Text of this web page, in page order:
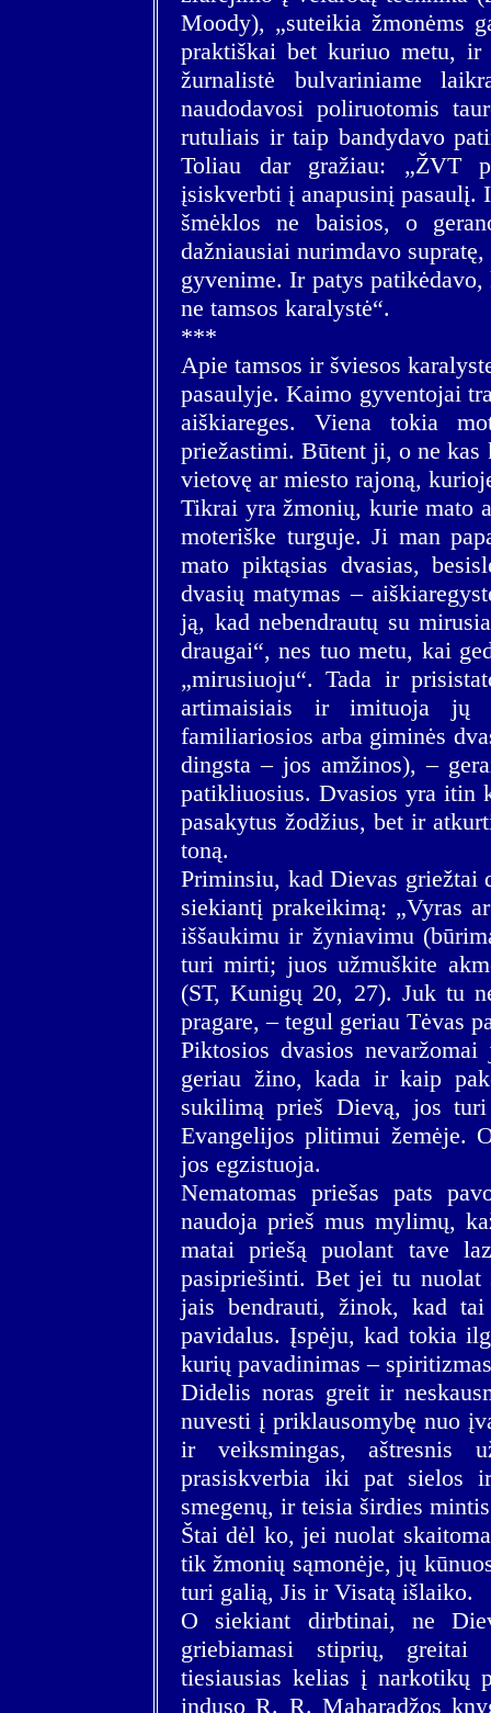
Moody), „suteikia žmonėms
praktiškai bet kuriuo metu, ir
žurnalistė bulvariniame
naudodavosi poliruotomis
rutuliais ir taip bandydavo
Toliau dar gražiau: „ŽVT
įsiskverbti į anapusinį
šmėklos ne baisios, o
dažniausiai nurimdavo
gyvenime. Ir patys
ne tamsos karalystė“.
***
Apie tamsos ir šviesos
pasaulyje. Kaimo gyventojai
aiškiareges. Viena tokia
priežastimi. Būtent ji, o ne kas
vietovę ar miesto rajoną,
Tikrai yra žmonių, kurie mato
moteriške turguje. Ji man
mato piktąsias dvasias,
dvasių matymas –
ją, kad nebendrautų su
draugai“, nes tuo metu, kai
„mirusiuoju“. Tada ir
artimaisiais ir imituoja jų
familiariosios arba giminės
dingsta – jos amžinos), –
patikliuosius. Dvasios yra itin
pasakytus žodžius, bet ir
toną.
Priminsiu, kad Dievas
siekiantį prakeikimą: „Vyras
iššaukimu ir žyniavimu
turi mirti; juos užmuškite
(ST, Kunigų 20, 27). Juk tu
pragare, – tegul geriau Tėvas
Piktosios dvasios
geriau žino, kada ir kaip
sukilimą prieš Dievą, jos
Evangelijos plitimui žemėje.
jos egzistuoja.
Nematomas priešas pats
naudoja prieš mus mylimų,
matai priešą puolant tave
pasipriešinti. Bet jei tu nuolat
jais bendrauti, žinok, kad
pavidalus. Įspėju, kad tokia
kurių pavadinimas –
Didelis noras greit ir
nuvesti į priklausomybę nuo
ir veiksmingas, aštresnis
prasiskverbia iki pat sielos
smegenų, ir teisia širdies
Štai dėl ko, jei nuolat
tik žmonių sąmonėje, jų
turi galią, Jis ir Visatą išlaiko.
O siekiant dirbtinai, ne
griebiamasi stiprių,
tiesiausias kelias į narkotikų
induso R. R. Maharadžos